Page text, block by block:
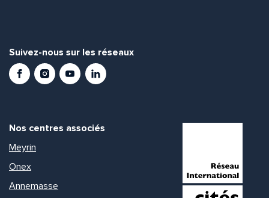
Suivez-nous sur les réseaux
FacebookInstagramYoutubeLinkedIn
Nos centres associés
Meyrin
Onex
Annemasse